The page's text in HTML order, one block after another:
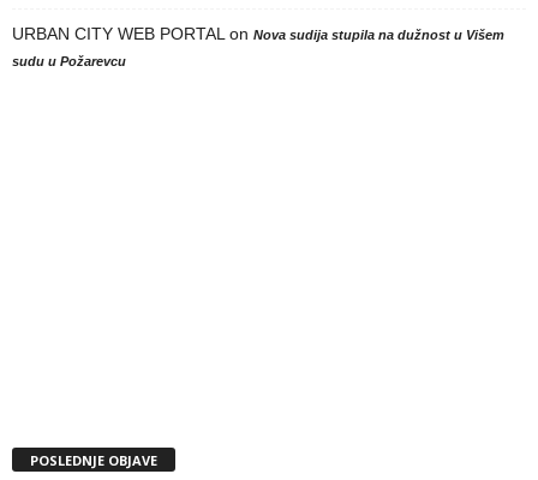
URBAN CITY WEB PORTAL on Nova sudija stupila na dužnost u Višem
sudu u Požarevcu
POSLEDNJE OBJAVE